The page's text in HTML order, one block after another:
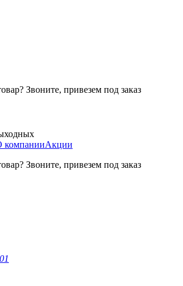
Звоните, привезем под заказ
компанииАкции
Звоните, привезем под заказ